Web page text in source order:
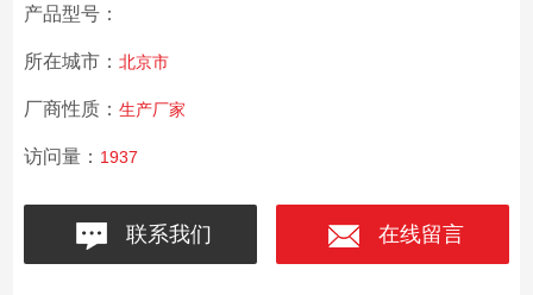
产品型号：
所在城市： 北京市
厂商性质： 生产厂家
访问量： 1937
联系我们 在线留言